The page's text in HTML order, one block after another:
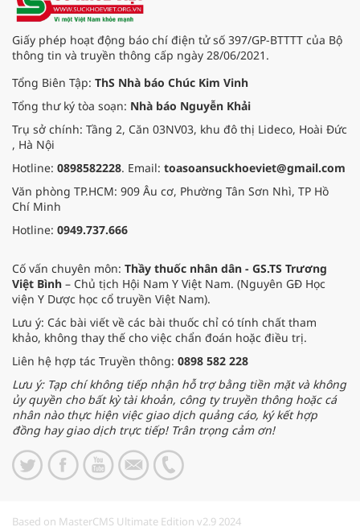
Giấy phép hoạt động báo chí điện tử số 397/GP-BTTTT của Bộ
thông tin và truyền thông cấp ngày 28/06/2021.
Tổng Biên Tập: ThS Nhà báo Chúc Kim Vinh
Tổng thư ký tòa soạn: Nhà báo Nguyễn Khải
Trụ sở chính: Tầng 2, Căn 03NV03, khu đô thị Lideco, Hoài Đức
, Hà Nội
Hotline: 0898582228. Email: toasoansuckhoeviet@gmail.com
Văn phòng TP.HCM: 909 Âu cơ, Phường Tân Sơn Nhì, TP Hồ
Chí Minh
Hotline: 0949.737.666
Cố vấn chuyên môn: Thầy thuốc nhân dân - GS.TS Trương
Việt Bình – Chủ tịch Hội Nam Y Việt Nam. (Nguyên GĐ Học
viện Y Dược học cổ truyền Việt Nam).
Lưu ý: Các bài viết về các bài thuốc chỉ có tính chất tham
khảo, không thay thế cho việc chẩn đoán hoặc điều trị.
Liên hệ hợp tác Truyền thông: 0898 582 228
Lưu ý: Tạp chí không tiếp nhận hỗ trợ bằng tiền mặt và không
ủy quyền cho bất kỳ tài khoản, công ty truyền thông hoặc cá
nhân nào thực hiện việc giao dịch quảng cáo, ký kết hợp
đồng hay giao dịch trực tiếp! Trân trọng cảm ơn!
Based on MasterCMS Ultimate Edition v2.9 2024